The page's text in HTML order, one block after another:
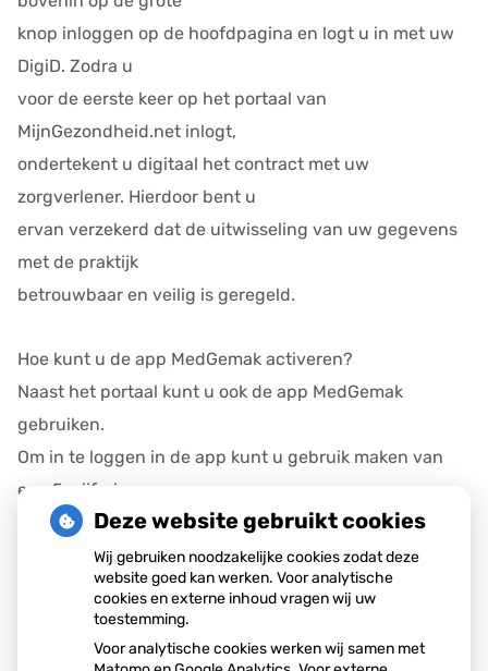
knop inloggen op de hoofdpagina en logt u in met uw
DigiD. Zodra u
voor de eerste keer op het portaal van
MijnGezondheid.net inlogt,
ondertekent u digitaal het contract met uw
zorgverlener. Hierdoor bent u
ervan verzekerd dat de uitwisseling van uw gegevens
met de praktijk
betrouwbaar en veilig is geregeld.
Hoe kunt u de app MedGemak activeren?
Naast het portaal kunt u ook de app MedGemak
gebruiken.
Om in te loggen in de app kunt u gebruik maken van
een 5-cijferige,
zelfgekozen pincode. Download de app op uw
smartphone en/of tablet in de
App Store of Google Play store.
Heeft u vragen?
Deze website gebruikt cookies
Wij gebruiken noodzakelijke cookies zodat deze
website goed kan werken. Voor analytische
cookies en externe inhoud vragen wij uw
toestemming.
Voor analytische cookies werken wij samen met